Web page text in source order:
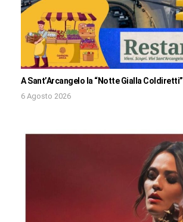
A Sant’Arcangelo la “Notte Gialla Coldiretti”
6 Agosto 2026